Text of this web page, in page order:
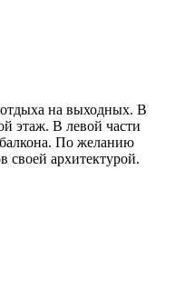
на выходных. В
этаж. В левой части
По желанию
своей архитектурой.